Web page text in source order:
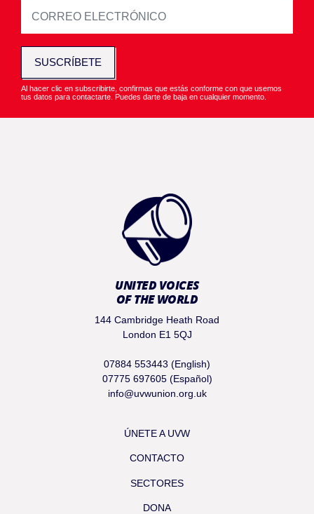
SUSCRÍBETE
Al hacer clic en subscribirte, confirmas que estás conforme con que usemos
tus datos para contactarte. Puedes darte de baja en cualquier momento.
UNITED VOICES
OF THE WORLD
144 Cambridge Heath Road
London E1 5QJ
07884 553443 (English)
07775 697605 (Español)
info@uvwunion.org.uk
ÚNETE A UVW
CONTACTO
SECTORES
DONA